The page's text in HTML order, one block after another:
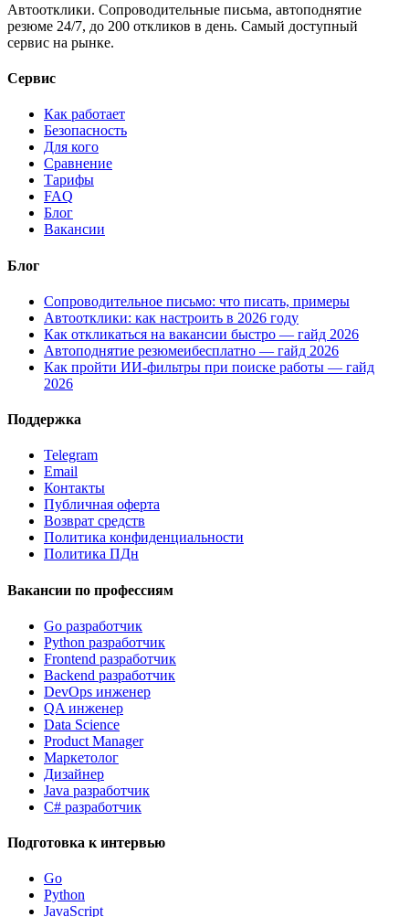
Автоотклики. Сопроводительные письма, автоподнятие
резюме 24/7, до 200 откликов в день. Самый доступный
сервис на рынке.
Сервис
Как работает
Безопасность
Для кого
Сравнение
Тарифы
FAQ
Блог
Вакансии
Блог
Сопроводительное письмо: что писать, примеры
Автоотклики: как настроить в 2026 году
Как откликаться на вакансии быстро — гайд 2026
Автоподнятие резюмеибесплатно — гайд 2026
Как пройти ИИ-фильтры при поиске работы — гайд
2026
Поддержка
Telegram
Email
Контакты
Публичная оферта
Возврат средств
Политика конфиденциальности
Политика ПДн
Вакансии по профессиям
Go разработчик
Python разработчик
Frontend разработчик
Backend разработчик
DevOps инженер
QA инженер
Data Science
Product Manager
Маркетолог
Дизайнер
Java разработчик
C# разработчик
Подготовка к интервью
Go
Python
JavaScript